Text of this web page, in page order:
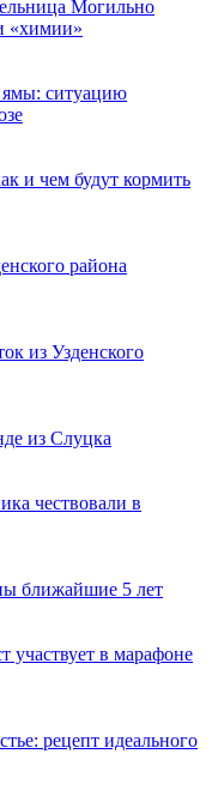
Могильно
«химии»
ямы: ситуацию
и чем будут кормить
района
из Узденского
из Слуцка
чествовали в
ближайшие 5 лет
участвует в марафоне
рецепт идеального